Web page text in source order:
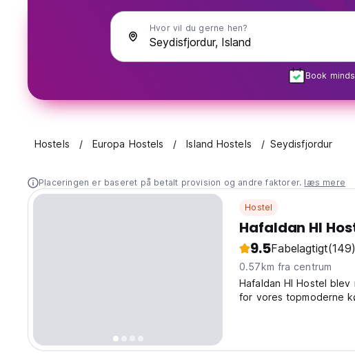
Hvor vil du gerne hen?
Book
Hostels Europa Hostels Island Hostels Seydisfjordur
Placeringen er baseret på betalt provision og andre faktorer. læs mere
Hostel
Hafaldan HI
9.5Fabelagtigt(149)
0.57km fra centrum
Hafaldan HI Hostel
for vores topmoderne